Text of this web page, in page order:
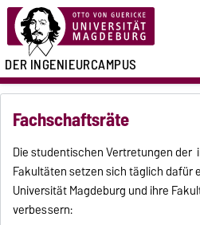
DER INGENIEURCAMPUS
Fachschaftsräte
Die studentischen Vertretungen
Fakultäten setzen sich täglich dafür
Universität Magdeburg und ihre
verbessern: